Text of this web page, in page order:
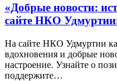
«Добрые новости:
сайте НКО
На сайте НКО Удмуртии
вдохновения и добрые
настроение. Узнайте о
поддержите…